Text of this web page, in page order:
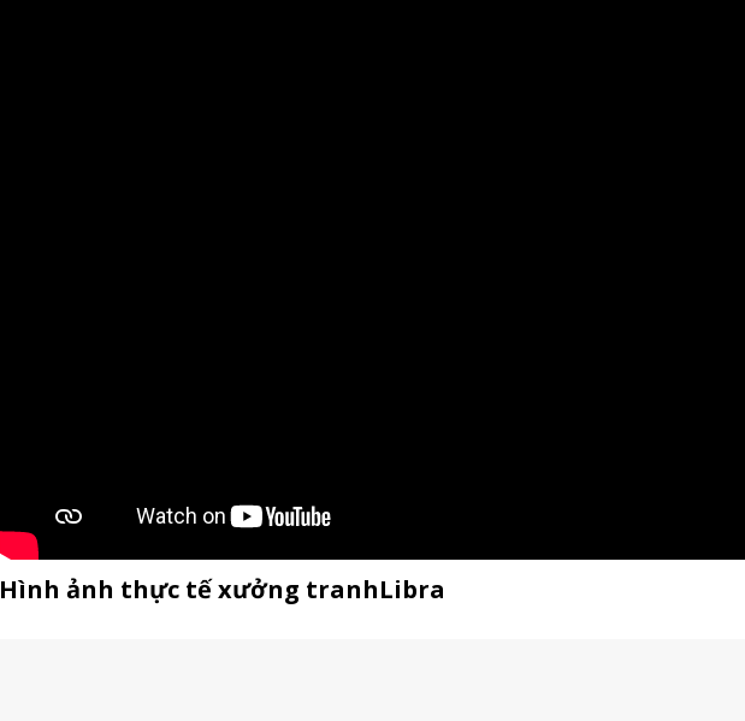
Hình ảnh thực tế xưởng tranhLibra